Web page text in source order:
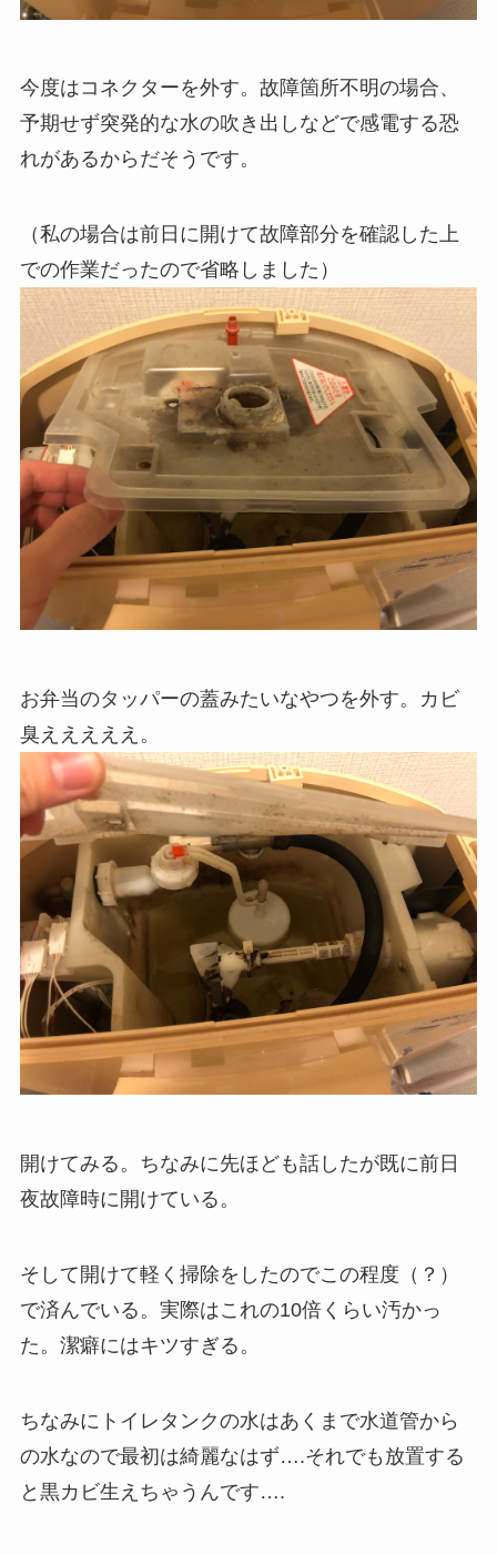
今度はコネクターを外す。故障箇所不明の場合、
予期せず突発的な水の吹き出しなどで感電する恐
れがあるからだそうです。
（私の場合は前日に開けて故障部分を確認した上
での作業だったので省略しました）
お弁当のタッパーの蓋みたいなやつを外す。カビ
臭えええええ。
開けてみる。ちなみに先ほども話したが既に前日
夜故障時に開けている。
そして開けて軽く掃除をしたのでこの程度（？）
で済んでいる。実際はこれの10倍くらい汚かっ
た。潔癖にはキツすぎる。
ちなみにトイレタンクの水はあくまで水道管から
の水なので最初は綺麗なはず….それでも放置する
と黒カビ生えちゃうんです….